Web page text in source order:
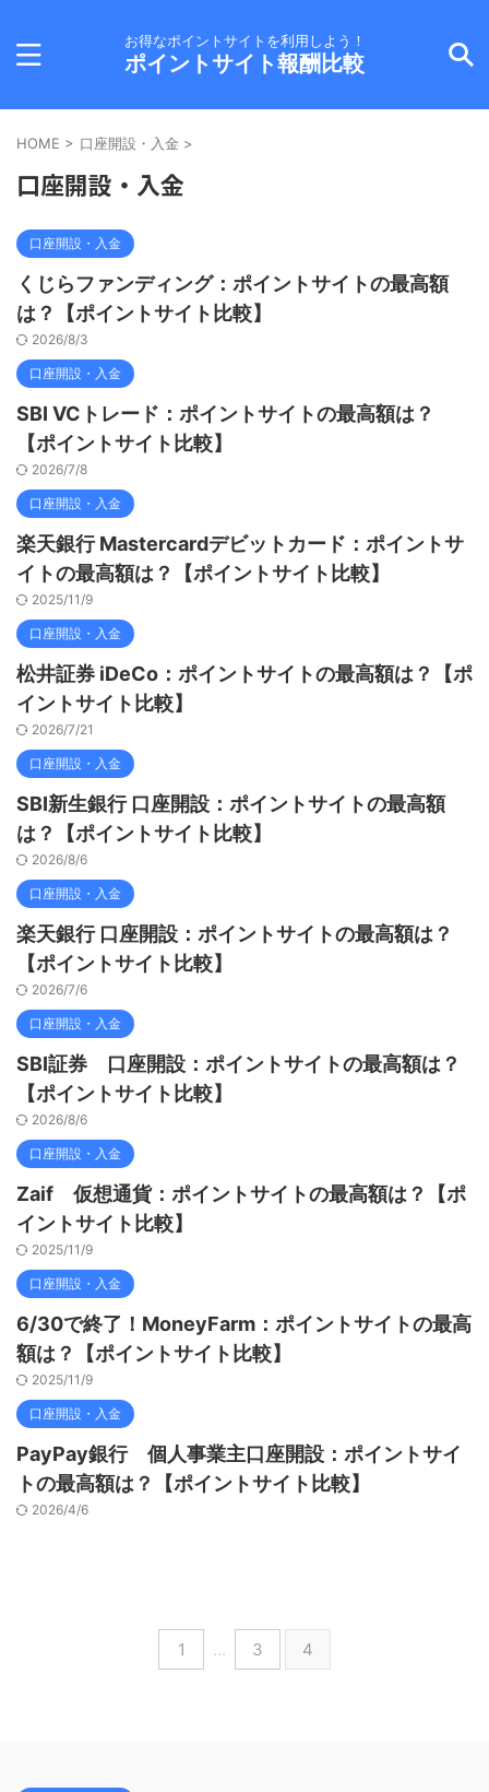
お得なポイントサイトを利用しよう！
ポイントサイト報酬比較
HOME > 口座開設・入金 >
口座開設・入金
口座開設・入金
くじらファンディング：ポイントサイトの最高額
は？【ポイントサイト比較】
2026/8/3
口座開設・入金
SBI VCトレード：ポイントサイトの最高額は？
【ポイントサイト比較】
2026/7/8
口座開設・入金
楽天銀行 Mastercardデビットカード：ポイントサ
イトの最高額は？【ポイントサイト比較】
2025/11/9
口座開設・入金
松井証券 iDeCo：ポイントサイトの最高額は？【ポ
イントサイト比較】
2026/7/21
口座開設・入金
SBI新生銀行 口座開設：ポイントサイトの最高額
は？【ポイントサイト比較】
2026/8/6
口座開設・入金
楽天銀行 口座開設：ポイントサイトの最高額は？
【ポイントサイト比較】
2026/7/6
口座開設・入金
SBI証券 口座開設：ポイントサイトの最高額は？
【ポイントサイト比較】
2026/8/6
口座開設・入金
Zaif 仮想通貨：ポイントサイトの最高額は？【ポ
イントサイト比較】
2025/11/9
口座開設・入金
6/30で終了！MoneyFarm：ポイントサイトの最高
額は？【ポイントサイト比較】
2025/11/9
口座開設・入金
PayPay銀行 個人事業主口座開設：ポイントサイ
トの最高額は？【ポイントサイト比較】
2026/4/6
1 … 3 4